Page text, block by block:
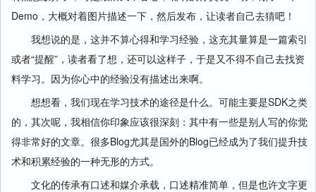
Demo，大概对着图片描述一下，然后发布，让读者自己去猜吧！
我想说的是，这并不算心得和学习经验，这充其量算是一篇索引
或者“提醒”，读者看了想，还可以这样子，于是又不得不自己去找资
料学习。因为你心中的经验没有描述出来啊。
想想看，我们现在学习技术的途径是什么。可能主要是SDK之类
的，其次呢，我相信你印象应该很深刻：其中有一些是别人写的你觉
得非常好的文章。很多Blog尤其是国外的Blog已经成为了我们提升技
术和积累经验的一种无形的方式。
文化的传承有口述和媒介承载，口述精准简单，但是也许文字更